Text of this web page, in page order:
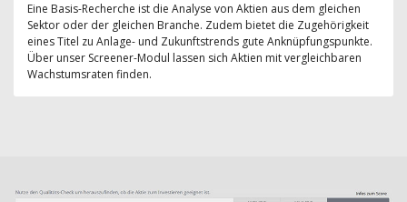
Eine Basis-Recherche ist die Analyse von Aktien aus dem gleichen
Sektor oder der gleichen Branche. Zudem bietet die Zugehörigkeit
eines Titel zu Anlage- und Zukunftstrends gute Anknüpfungspunkte.
Über unser Screener-Modul lassen sich Aktien mit vergleichbaren
Wachstumsraten finden.